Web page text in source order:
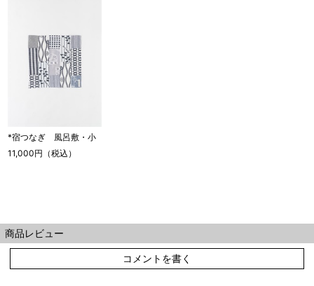
*宿つなぎ 風呂敷・小
11,000円（税込）
商品レビュー
コメントを書く